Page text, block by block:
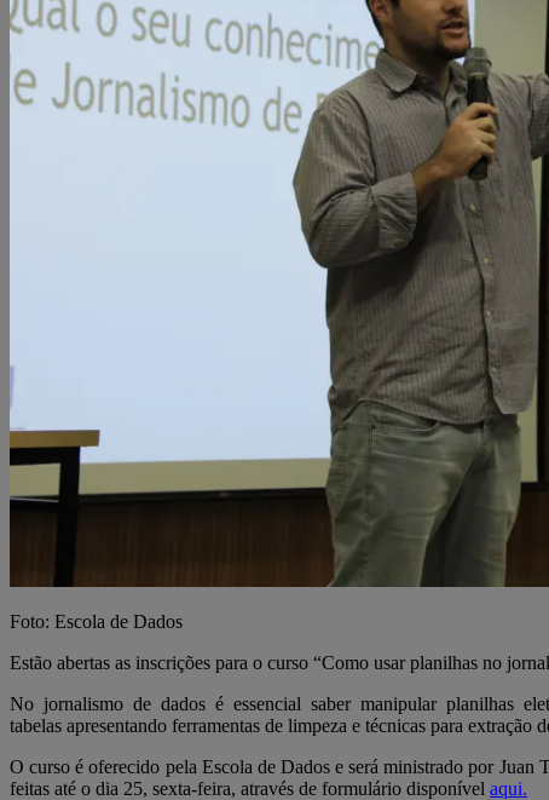
Foto: Escola de Dados
Estão abertas as inscrições para o curso “Como usar planilhas no
No jornalismo de dados é essencial saber manipular planilhas
tabelas apresentando ferramentas de limpeza e técnicas para extração
O curso é oferecido pela Escola de Dados e será ministrado por
feitas até o dia 25, sexta-feira, através de formulário disponível aqui.